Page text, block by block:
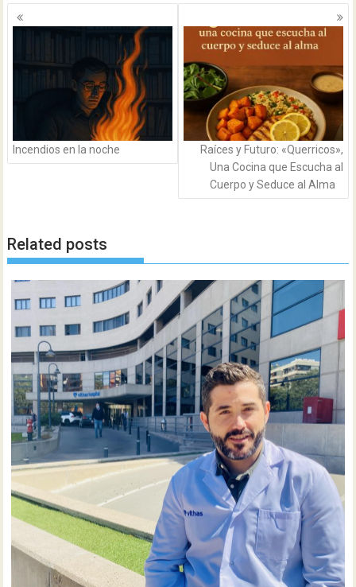
Navegación
de
Incendios en la noche
Raíces y Futuro: «Querricos»,
Una Cocina que Escucha al
Cuerpo y Seduce al Alma
Related posts